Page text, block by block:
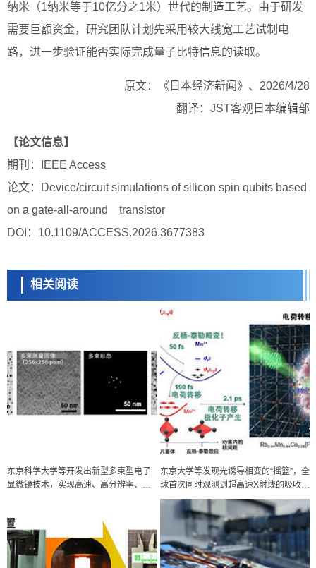
纳米（1纳米等于10亿分之1米）世代的制造工艺。由于研发
需要巨额资金，研究团队计划先采用较大线宽工艺试制电
路，进一步验证能否实际完成量子比特信息的读取。
原文：《日本经济新闻》、2026/4/28
翻译：JST客观日本编辑部
【论文信息】
期刊：IEEE Access
论文：Device/circuit simulations of silicon spin qubits based
on a gate-all-around transistor
DOI：10.1109/ACCESS.2026.3677383
相关阅读
东京科学大学等开发出新型多束型电子
显微镜技术，实现高速、高分辨率、低
东京大学等发现光诱导相变的“摇篮”，全
球首次同时观测到超高速X射线的吸收与
衍射光谱